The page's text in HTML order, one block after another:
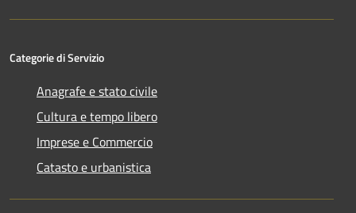
Categorie di Servizio
Anagrafe e stato civile
Cultura e tempo libero
Imprese e Commercio
Catasto e urbanistica